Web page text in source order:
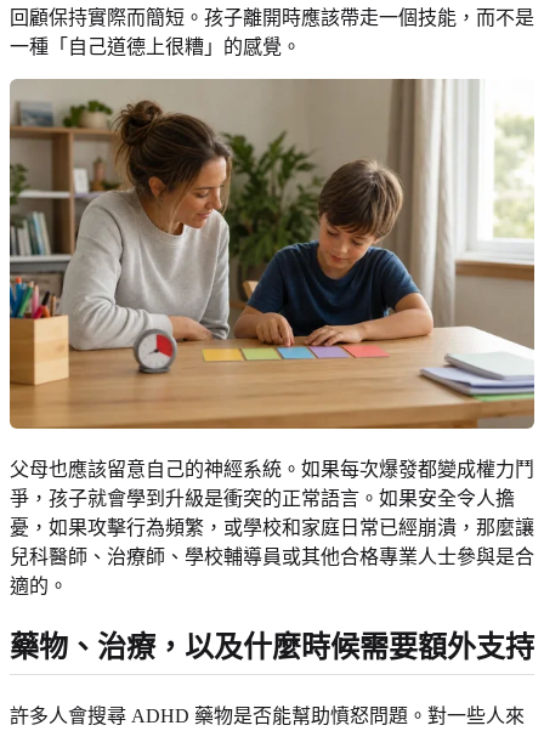
回顧保持實際而簡短。孩子離開時應該帶走一個技能，而不是
一種「自己道德上很糟」的感覺。
父母也應該留意自己的神經系統。如果每次爆發都變成權力鬥
爭，孩子就會學到升級是衝突的正常語言。如果安全令人擔
憂，如果攻擊行為頻繁，或學校和家庭日常已經崩潰，那麼讓
兒科醫師、治療師、學校輔導員或其他合格專業人士參與是合
適的。
藥物、治療，以及什麼時候需要額外支持
許多人會搜尋 ADHD 藥物是否能幫助憤怒問題。對一些人來